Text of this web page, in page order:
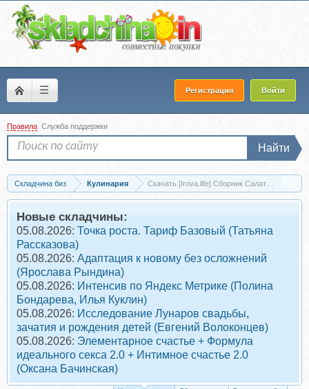
☰ Регистрация Войти
Правила Служба поддержки
Найти
Складчина биз Кулинария Скачать [Irova.life] Сборник Салатов 2026
Новые складчины:
05.08.2026: Точка роста. Тариф Базовый (Татьяна
Рассказова)
05.08.2026: Адаптация к новому без осложнений
(Ярослава Рындина)
05.08.2026: Интенсив по Яндекс Метрике (Полина
Бондарева, Илья Куклин)
05.08.2026: Исследование Лунаров свадьбы,
зачатия и рождения детей (Евгений Волоконцев)
05.08.2026: Элементарное счастье + Формула
идеального секса 2.0 + Интимное счастье 2.0
(Оксана Бачинская)